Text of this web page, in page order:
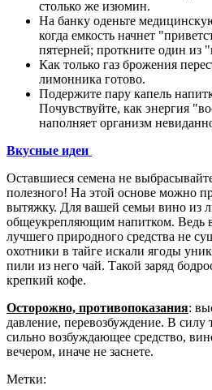
столько же изюмин.
На банку оденьте
когда емкость начнет
пятерней; проткните один из
Как только газ брожения
лимонника готово.
Подержите пару капель
Почувствуйте, как энергия
наполняет организм
Вкусные идеи
Оставшиеся семена не
полезного! На этой основе можно
вытяжку. Для вашей семьи вино из
общеукрепляющим напитком. Ведь
лучшего природного средства не
охотники в тайге искали ягоды
пили из него чай. Такой заряд
крепкий кофе.
Осторожно, противопоказания:
давление, перевозбуждение. В
сильно возбуждающее средство,
вечером, иначе не заснете.
Метки: